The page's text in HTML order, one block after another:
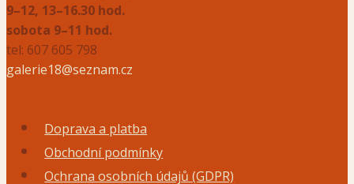
9–12, 13–16.30 hod.
sobota 9–11 hod.
tel: 607 605 798
galerie18@seznam.cz
Doprava a platba
Obchodní podmínky
Ochrana osobních údajů (GDPR)